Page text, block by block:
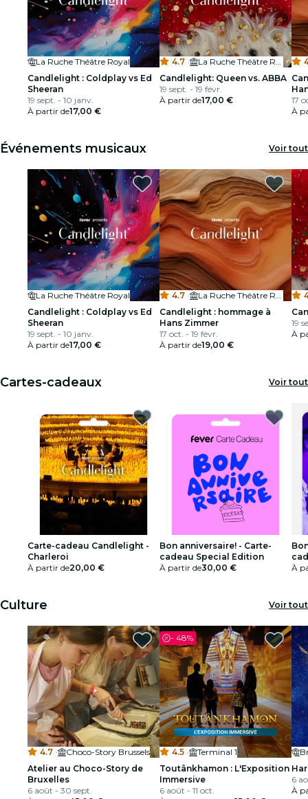
La Ruche Théâtre Royal
Candlelight : Coldplay vs Ed
Sheeran
19 sept. - 10 janv.
À partir de17,00 €
4.7 ·
Candlelight: Queen vs. ABBA
19 sept. - 19 févr.
À partir de17,00 €
17
À
Événements musicaux Voir tout
La Ruche Théâtre Royal
Candlelight : Coldplay vs Ed
Sheeran
19 sept. - 10 janv.
À partir de17,00 €
4.7 ·
Candlelight : hommage à
Hans Zimmer
17 oct. - 19 févr.
À partir de19,00 €
19
À
Cartes-cadeaux Voir tout
Carte-cadeau Candlelight -
Charleroi
À partir de20,00 €
Bon anniversaire! - Carte-
cadeau Special Edition
À partir de30,00 €
À
Culture Voir tout
4.7 ·
Choco-Story Brussels
Atelier au Choco-Story de
Bruxelles
6 août - 30 sept.
- 48%
4.5 ·
Terminal 1
Toutânkhamon : L'Exposition
Immersive
6 août - 11 oct.
6
À